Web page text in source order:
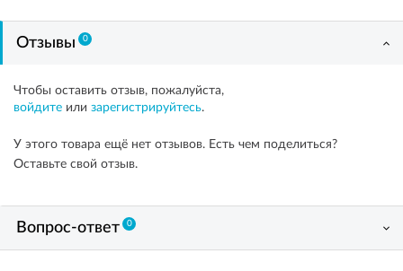
Отзывы 0
Чтобы оставить отзыв, пожалуйста,
войдите или зарегистрируйтесь.
У этого товара ещё нет отзывов. Есть чем поделиться?
Оставьте свой отзыв.
Вопрос-ответ 0